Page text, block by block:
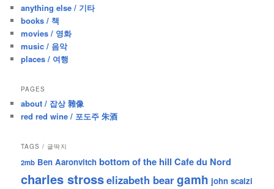
h
anything else / 기타
books / 책
movies / 영화
music / 음악
places / 여행
PAGES
about / 잡상 雜像
red red wine / 포도주 朱酒
TAGS / 글딱지
2mb Ben Aaronvitch bottom of the hill Cafe du Nord
charles strosselizabeth beargamh john scalzi